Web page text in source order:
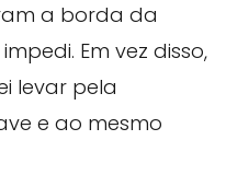
a borda da
Em vez disso,
levar pela
e ao mesmo